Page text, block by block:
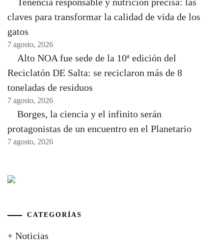
claves para transformar la calidad de vida de los
gatos
7 agosto, 2026
Alto NOA fue sede de la 10ª edición del
Reciclatón DE Salta: se reciclaron más de 8
toneladas de residuos
7 agosto, 2026
Borges, la ciencia y el infinito serán
protagonistas de un encuentro en el Planetario
7 agosto, 2026
CATEGORÍAS
+ Noticias